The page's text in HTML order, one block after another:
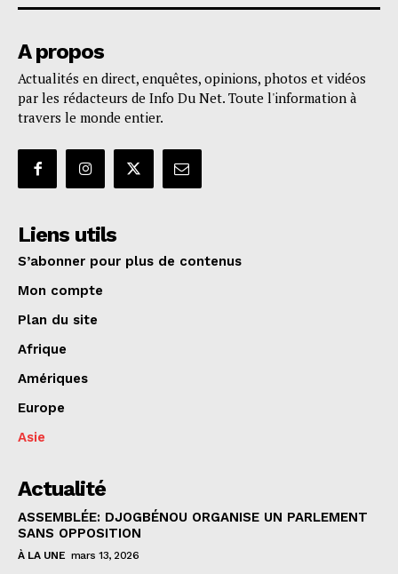
A propos
Actualités en direct, enquêtes, opinions, photos et vidéos
par les rédacteurs de Info Du Net. Toute l'information à
travers le monde entier.
Liens utils
S’abonner pour plus de contenus
Mon compte
Plan du site
Afrique
Amériques
Europe
Asie
Actualité
ASSEMBLÉE: DJOGBÉNOU ORGANISE UN PARLEMENT
SANS OPPOSITION
À LA UNE mars 13, 2026